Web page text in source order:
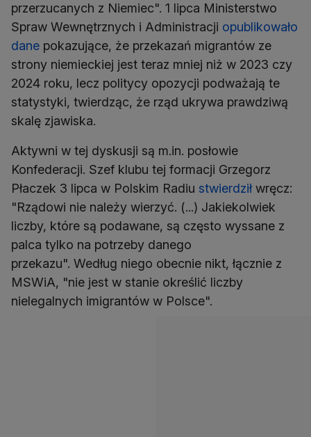
przerzucanych z Niemiec". 1 lipca Ministerstwo
Spraw Wewnętrznych i Administracji opublikowało
dane pokazujące, że przekazań migrantów ze
strony niemieckiej jest teraz mniej niż w 2023 czy
2024 roku, lecz politycy opozycji podważają te
statystyki, twierdząc, że rząd ukrywa prawdziwą
skalę zjawiska.
Aktywni w tej dyskusji są m.in. posłowie
Konfederacji. Szef klubu tej formacji Grzegorz
Płaczek 3 lipca w Polskim Radiu stwierdziłwręcz:
"Rządowi nie należy wierzyć. (...) Jakiekolwiek
liczby, które są podawane, są często wyssane z
palca tylko na potrzeby danego
przekazu". Według niego obecnie nikt, łącznie z
MSWiA, "nie jest w stanie określić liczby
nielegalnych imigrantów w Polsce".